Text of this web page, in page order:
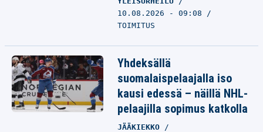
10.08.2026 - 09:08
TOIMITUS
Yhdeksällä
suomalaispelaajalla iso
kausi edessä – näillä NHL-
pelaajilla sopimus katkolla
JÄÄKIEKKO